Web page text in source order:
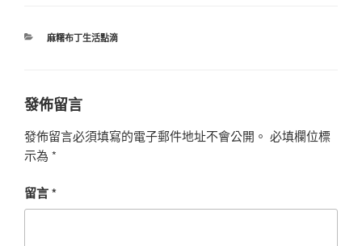
分
麻糬布丁生活點滴
發佈留言
發佈留言必須填寫的電子郵件地址不會公開。 必填欄位標
示為 *
留言*